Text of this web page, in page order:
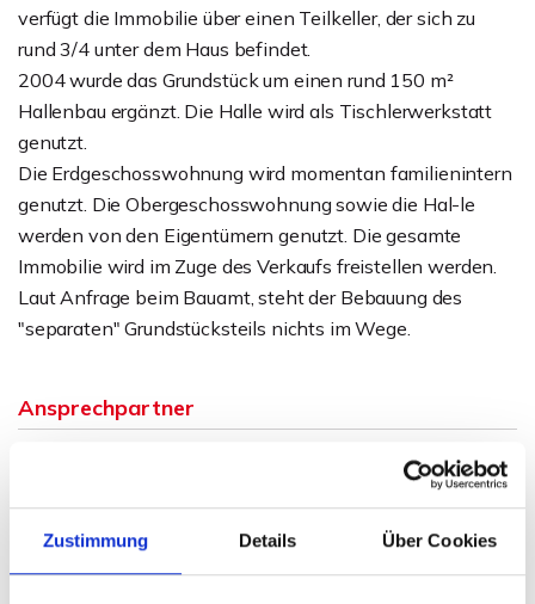
Zustimmung Details Über Cookies
verfügt die Immobilie über einen Teilkeller, der sich zu
rund 3/4 unter dem Haus befindet.
2004 wurde das Grundstück um einen rund 150 m²
Hallenbau ergänzt. Die Halle wird als Tischlerwerkstatt
genutzt.
Die Erdgeschosswohnung wird momentan familienintern
genutzt. Die Obergeschosswohnung sowie die Hal-le
werden von den Eigentümern genutzt. Die gesamte
Immobilie wird im Zuge des Verkaufs freistellen werden.
Laut Anfrage beim Bauamt, steht der Bebauung des
"separaten" Grundstücksteils nichts im Wege.
Ansprechpartner